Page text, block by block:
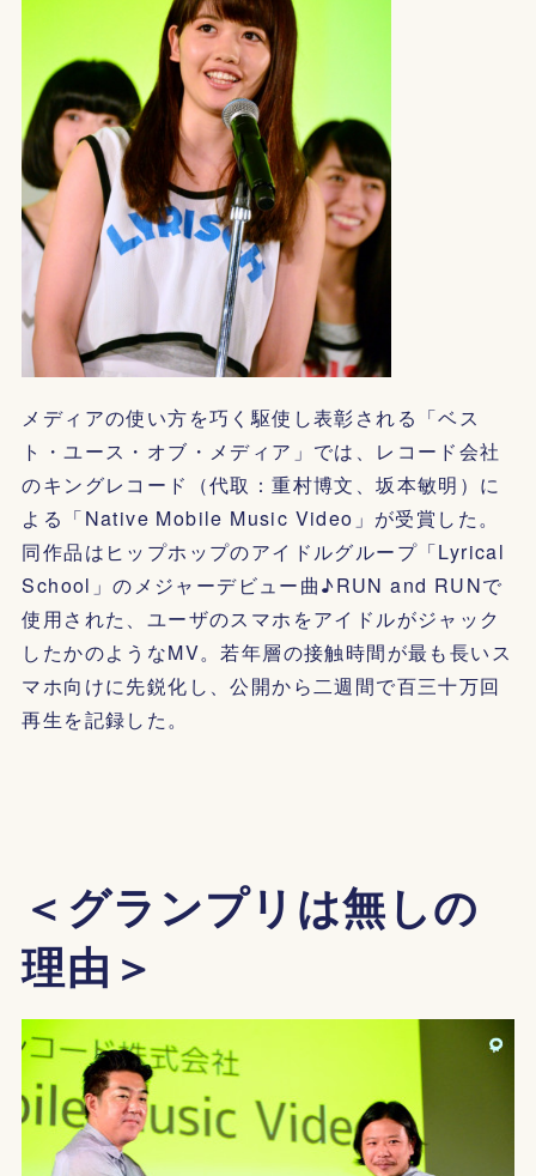
メディアの使い方を巧く駆使し表彰される「ベス
ト・ユース・オブ・メディア」では、レコード会社
のキングレコード（代取：重村博文、坂本敏明）に
よる「Native Mobile Music Video」が受賞した。
同作品はヒップホップのアイドルグループ「Lyrical
School」のメジャーデビュー曲♪RUN and RUNで
使用された、ユーザのスマホをアイドルがジャック
したかのようなMV。若年層の接触時間が最も長いス
マホ向けに先鋭化し、公開から二週間で百三十万回
再生を記録した。
＜グランプリは無しの
理由＞